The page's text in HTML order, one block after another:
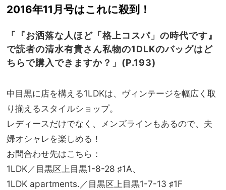
記憶
に一
る
【極
上の
を
グ！
お出
かけ
頼れ
る着
し実
2016年11月号はこれに殺到！
「『お洒落な人ほど「格上コスパ」の時代です』
で読者の清水有貴さん私物の1DLKのバッグはど
ちらで購入できますか？」(P.193)
中目黒に店を構える1LDKは、ヴィンテージを幅広く取
り揃えるスタイルショップ。
レディースだけでなく、メンズラインもあるので、夫
婦オシャレを楽しめる！
お問合わせ先はこちら：
1LDK／目黒区上目黒1-8-28 ♯1A、
1LDK apartments.／目黒区上目黒1-7-13 ♯1F